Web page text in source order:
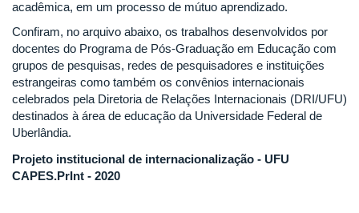
acadêmica, em um processo de mútuo aprendizado.
Confiram, no arquivo abaixo, os trabalhos desenvolvidos por
docentes do Programa de Pós-Graduação em Educação com
grupos de pesquisas, redes de pesquisadores e instituições
estrangeiras como também os convênios internacionais
celebrados pela Diretoria de Relações Internacionais (DRI/UFU)
destinados à área de educação da Universidade Federal de
Uberlândia.
Projeto institucional de internacionalização - UFU
CAPES.PrInt - 2020